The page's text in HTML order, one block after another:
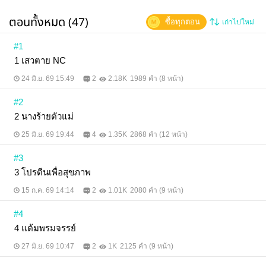
โลกทุกสามวิตลอดเวลา ปัญหาคือ…หลินฮวาเพิ่งดื่มยา
พิษประชดผัวจนสิ้นใจ! ไป๋เสวี่ยอี้ จึงตื่นขึ้นมาในร่างที่
สุดคร่ำครึ ตื่นมาเจอความแห้งแล้งกันดาร อีตาอ๋องไม่
ร้าย! สวมบทบาทสกิลการแอ็กติ้งเรต 18+ อัปเกรดตัวเอง
ต้องตะลึง จากกองถ่ายสุดวุ่นสู่ตำหนักสุดป่วน สาวกร้าน
โลกผู้คุ้นเคยกับสปอร์ตไลต์ส่องจ้าใส่ง่ามจิ๋ม สู่โคม
จริง YESจริง ไม่แสดงนะเพคะ!"
ตอนทั้งหมด (47) เก่าไปใหม่
ซื้อทุกตอน
#1
1 เสวตาย NC
24 มิ.ย. 69 15:49 2 2.18K 1989 คำ (8 หน้า)
#2
2 นางร้ายตัวแม่
25 มิ.ย. 69 19:44 4 1.35K 2868 คำ (12 หน้า)
#3
3 โปรตีนเพื่อสุขภาพ
15 ก.ค. 69 14:14 2 1.01K 2080 คำ (9 หน้า)
#4
4 แต้มพรมจรรย์
27 มิ.ย. 69 10:47 2 1K 2125 คำ (9 หน้า)